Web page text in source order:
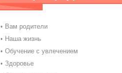
Вам родители
Наша жизнь
Обучение с увлечением
Здоровье